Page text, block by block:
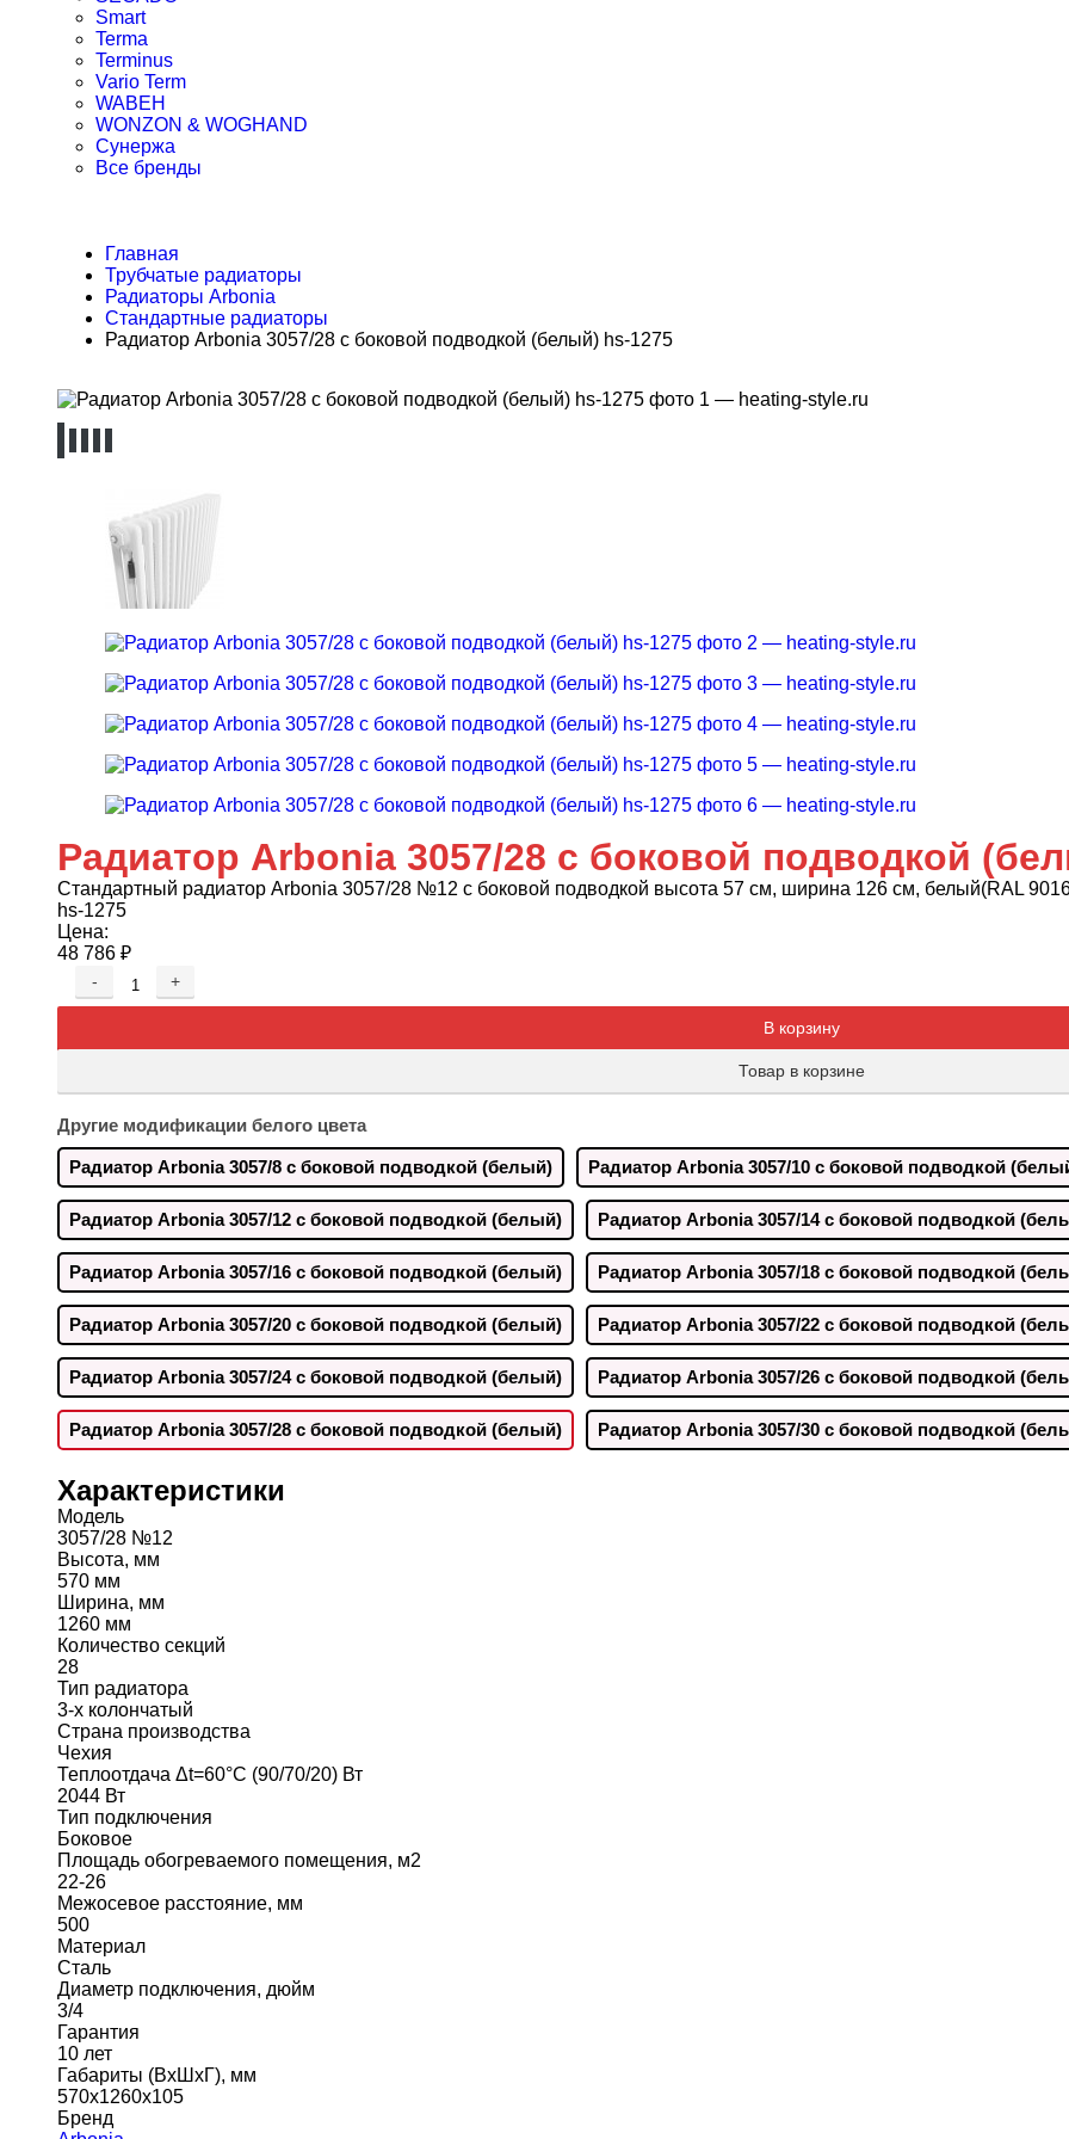
Smart
Terma
Terminus
Vario Term
WABEH
WONZON & WOGHAND
Сунержа
Все бренды
Главная
Трубчатые радиаторы
Радиаторы Arbonia
Стандартные радиаторы
Радиатор Arbonia 3057/28 с боковой подводкой (белый) hs-1275
Радиатор Arbonia 3057/28 с боковой подводкой
Стандартный радиатор Arbonia 3057/28 №12 с боковой подводкой высота 57 см, ширина 126 см, белый(RAL
hs-1275
Цена:
48 786 ₽
- +
В корзину
Товар в корзине
Другие модификации белого цвета
Радиатор Arbonia 3057/8 с боковой подводкой (белый) Радиатор Arbonia 3057/10 с боковой подводкой
Радиатор Arbonia 3057/12 с боковой подводкой (белый) Радиатор Arbonia 3057/14 с боковой подводкой
Радиатор Arbonia 3057/16 с боковой подводкой (белый) Радиатор Arbonia 3057/18 с боковой подводкой
Радиатор Arbonia 3057/20 с боковой подводкой (белый) Радиатор Arbonia 3057/22 с боковой подводкой
Радиатор Arbonia 3057/24 с боковой подводкой (белый) Радиатор Arbonia 3057/26 с боковой подводкой
Радиатор Arbonia 3057/28 с боковой подводкой (белый) Радиатор Arbonia 3057/30 с боковой подводкой
Характеристики
Модель
3057/28 №12
Высота, мм
570 мм
Ширина, мм
1260 мм
Количество секций
28
Тип радиатора
3-х колончатый
Страна производства
Чехия
Теплоотдача Δt=60°C (90/70/20) Вт
2044 Вт
Тип подключения
Боковое
Площадь обогреваемого помещения, м2
22-26
Межосевое расстояние, мм
500
Материал
Сталь
Диаметр подключения, дюйм
3/4
Гарантия
10 лет
Габариты (ВхШхГ), мм
570x1260x105
Бренд